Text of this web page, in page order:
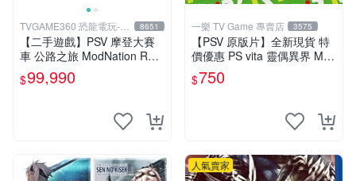
TVGAME360 恐龍電玩-台
中店
8651
【二手遊戲】PSV 摩登大賽
車 公路之旅 ModNation Rac
ers 中文版 【台中恐龍電玩】
$99,990
一樂 TV Game 專賣店 3575
【PSV 原版片】全新現貨 特
價優惠 PS vita 靈偶異界 MIN
D≒0 亞日版 日文版【台中一
樂電玩】
$750
人氣賣家